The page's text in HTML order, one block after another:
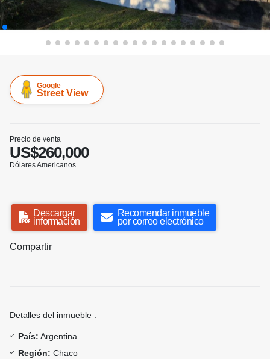
Google
Street View
Precio de venta
US$260,000
Dólares Americanos
Descargar
información
Recomendar inmueble
por correo electrónico
Compartir
Detalles del inmueble :
País: Argentina
Región: Chaco